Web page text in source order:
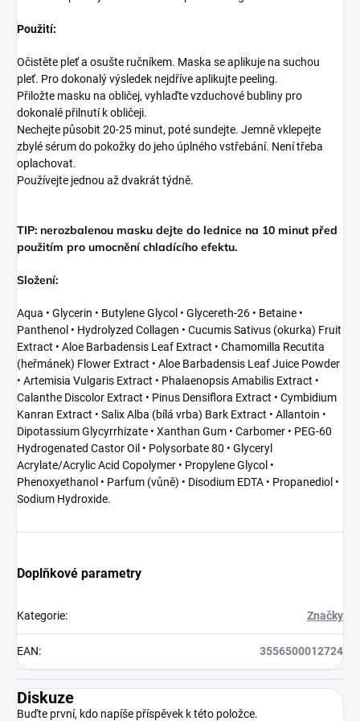
Použití:
Očistěte pleť a osušte ručníkem. Maska se aplikuje na suchou
pleť. Pro dokonalý výsledek nejdříve aplikujte peeling.
Přiložte masku na obličej, vyhlaďte vzduchové bubliny pro
dokonalé přilnutí k obličeji.
Nechejte působit 20-25 minut, poté sundejte. Jemně vklepejte
zbylé sérum do pokožky do jeho úplného vstřebání. Není třeba
oplachovat.
Používejte jednou až dvakrát týdně.
TIP: nerozbalenou masku dejte do lednice na 10 minut před
použitím pro umocnění chladícího efektu.
Složení:
Aqua • Glycerin • Butylene Glycol • Glycereth-26 • Betaine •
Panthenol • Hydrolyzed Collagen • Cucumis Sativus (okurka) Fruit
Extract • Aloe Barbadensis Leaf Extract • Chamomilla Recutita
(heřmánek) Flower Extract • Aloe Barbadensis Leaf Juice Powder
• Artemisia Vulgaris Extract • Phalaenopsis Amabilis Extract •
Calanthe Discolor Extract • Pinus Densiflora Extract • Cymbidium
Kanran Extract • Salix Alba (bílá vrba) Bark Extract • Allantoin •
Dipotassium Glycyrrhizate • Xanthan Gum • Carbomer • PEG-60
Hydrogenated Castor Oil • Polysorbate 80 • Glyceryl
Acrylate/Acrylic Acid Copolymer • Propylene Glycol •
Phenoxyethanol • Parfum (vůně) • Disodium EDTA • Propanediol •
Sodium Hydroxide.
Doplňkové parametry
Kategorie: Značky
EAN: 3556500012724
Diskuze
Buďte první, kdo napíše příspěvek k této položce.